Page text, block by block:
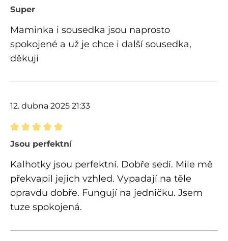
Recenze s hodnocením 5 z 5 hvězd
Super
Maminka i sousedka jsou naprosto
spokojené a už je chce i další sousedka,
děkuji
12. dubna 2025 21:33
Recenze s hodnocením 5 z 5 hvězd
Jsou perfektní
Kalhotky jsou perfektní. Dobře sedí. Mile mě
překvapil jejich vzhled. Vypadají na těle
opravdu dobře. Fungují na jedničku. Jsem
tuze spokojená.